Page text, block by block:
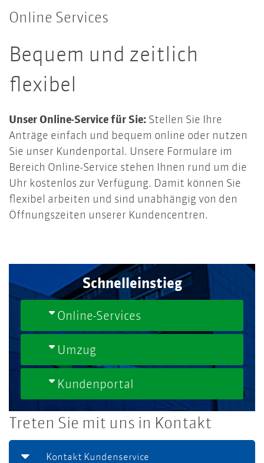
Online Services
Bequem und zeitlich
flexibel
Unser Online-Service für Sie: Stellen Sie Ihre
Anträge einfach und bequem online oder nutzen
Sie unser Kundenportal. Unsere Formulare im
Bereich Online-Service stehen Ihnen rund um die
Uhr kostenlos zur Verfügung. Damit können Sie
flexibel arbeiten und sind unabhängig von den
Öffnungszeiten unserer Kundencentren.
Schnelleinstieg
Online-Services
Umzug
Kundenportal
Treten Sie mit uns in Kontakt
Kontakt Kundenservice